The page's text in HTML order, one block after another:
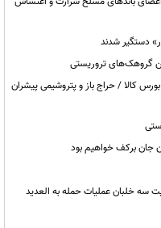
دستگیر شدند
فیزیکی بورس کالا / حراج باز و پتروشیمی پیشران
جان برکف خواهیم بود
خلبان عملیات حمله به العدید